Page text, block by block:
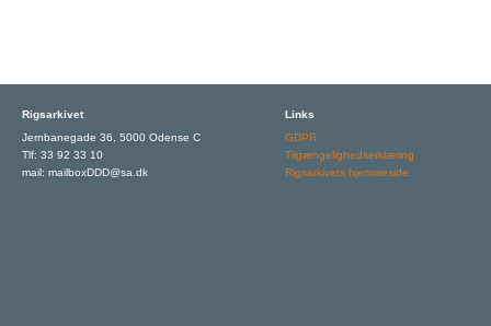
Rigsarkivet
Jernbanegade 36, 5000 Odense C
Tlf: 33 92 33 10
mail: mailboxDDD@sa.dk
Links
GDPR
Tilgængelighedserklæring
Rigsarkivets hjemmeside